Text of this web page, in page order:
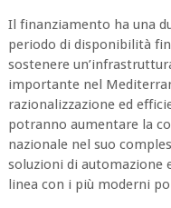
Il finanziamento ha una
periodo di disponibilità
sostenere
importante nel
razionalizzazione ed
potranno aumentare la
nazionale nel suo
soluzioni di automazione
linea con i più moderni